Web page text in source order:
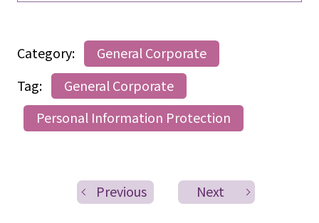
Category:
General Corporate
Tag:
General Corporate
Personal Information Protection
Previous Next